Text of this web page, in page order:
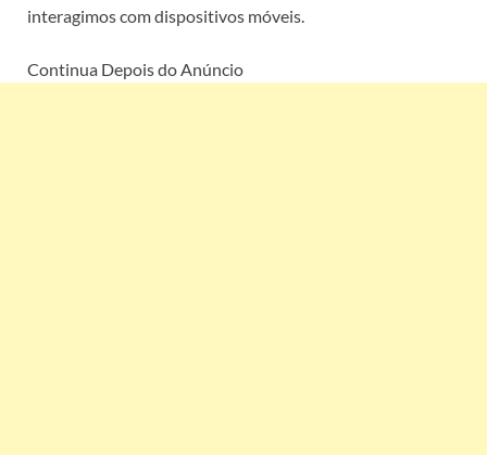
interagimos com dispositivos móveis.
Continua Depois do Anúncio